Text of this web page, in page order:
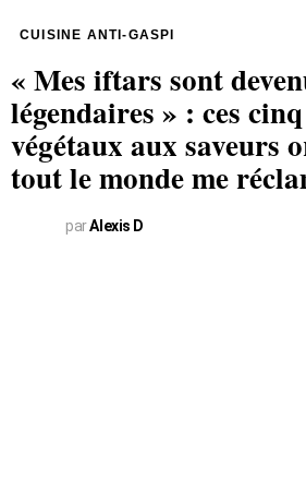
CUISINE ANTI-GASPI
« Mes iftars sont
légendaires » : ces
végétaux aux saveurs
tout le monde me
parAlexis D